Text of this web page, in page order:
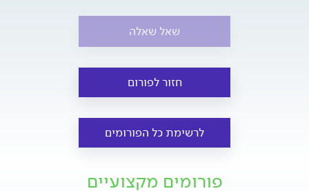
שאל שאלה
חזור לפורום
לרשימת כל הפורומים
פורומים מקצועיים